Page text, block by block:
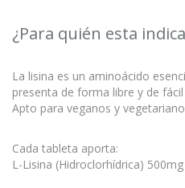
¿Para quién esta
La lisina es un aminoácido
presenta de forma libre y de
Apto para veganos y
Cada tableta aporta:
L-Lisina (Hidroclorhídrica) 500mg